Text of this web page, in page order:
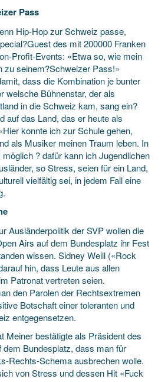
Pass
Hip-Hop zur Schweiz passe,
des mit 200000 Franken
Profit-Events: «Etwa so, wie mein
zu seinem?Schweizer Pass!»
dass die Kombination je bunter
welsche Bühnenstar, der als
in die Schweiz kam, sang ein?
auf das Land, das er heute als
konnte ich zur Schule gehen,
als Musiker meinen Traum leben. In
? dafür kann ich Jugendlichen
so Stress, seien für ein Land,
vielfältig sei, in jedem Fall eine
Ausländerpolitik der SVP wollen die
Airs auf dem Bundesplatz ihr Fest
wissen. Sidney Weill («Rock
hin, dass Leute aus allen
Patronat vertreten seien.
den Parolen der Rechtsextremen
Botschaft einer toleranten und
entgegensetzen.
Meiner bestätigte als Präsident des
dem Bundesplatz, dass man für
Rechts-Schema ausbrechen wolle.
von Stress und dessen Hit «Fuck